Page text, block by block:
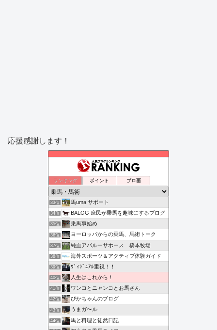
応援感謝します！
ランキング ポイント ブロ画
33位 馬uma サポート
34位 BALOG 庶民が乗馬を趣味にするブログ
35位 乗馬事始め
36位 ヨーロッパからの乗馬、馬術トーク
37位 純血アパルーサホース 橋本牧場
38位 海外スポーツ＆アクティブ体験ガイド
39位 ｳﾞｨｼﾞｭｱﾙ重視！！
40位 人生はこれから！
41位 ワンコとニャンコとお馬さん
42位 ぴかちゃんのブログ
43位 うまガ〜ル
44位 馬と料理と徒然日記